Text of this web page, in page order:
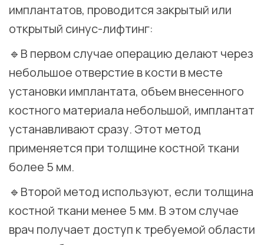
имплантатов, проводится закрытый или
открытый синус-лифтинг: ⠀
🔹В первом случае операцию делают через
небольшое отверстие в кости в месте
установки имплантата, объем внесенного
костного материала небольшой, имплантат
устанавливают сразу. Этот метод
применяется при толщине костной ткани
более 5 мм. ⠀
🔹Второй метод используют, если толщина
костной ткани менее 5 мм. В этом случае
врач получает доступ к требуемой области